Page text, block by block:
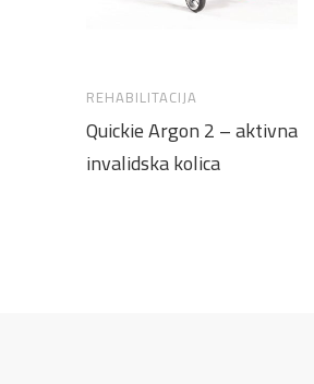
REHABILITACIJA
Quickie Argon 2 – aktivna
invalidska kolica